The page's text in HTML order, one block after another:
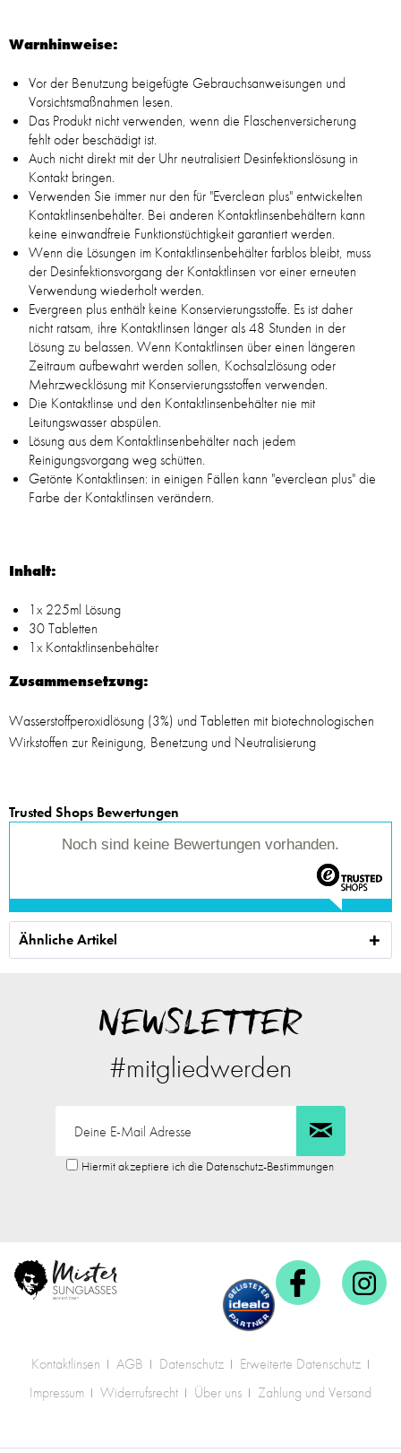
Warnhinweise:
Vor der Benutzung beigefügte Gebrauchsanweisungen und
Vorsichtsmaßnahmen lesen.
Das Produkt nicht verwenden, wenn die Flaschenversicherung
fehlt oder beschädigt ist.
Auch nicht direkt mit der Uhr neutralisiert Desinfektionslösung in
Kontakt bringen.
Verwenden Sie immer nur den für "Everclean plus" entwickelten
Kontaktlinsenbehälter. Bei anderen Kontaktlinsenbehältern kann
keine einwandfreie Funktionstüchtigkeit garantiert werden.
Wenn die Lösungen im Kontaktlinsenbehälter farblos bleibt, muss
der Desinfektionsvorgang der Kontaktlinsen vor einer erneuten
Verwendung wiederholt werden.
Evergreen plus enthält keine Konservierungsstoffe. Es ist daher
nicht ratsam, ihre Kontaktlinsen länger als 48 Stunden in der
Lösung zu belassen. Wenn Kontaktlinsen über einen längeren
Zeitraum aufbewahrt werden sollen, Kochsalzlösung oder
Mehrzwecklösung mit Konservierungsstoffen verwenden.
Die Kontaktlinse und den Kontaktlinsenbehälter nie mit
Leitungswasser abspülen.
Lösung aus dem Kontaktlinsenbehälter nach jedem
Reinigungsvorgang weg schütten.
Getönte Kontaktlinsen: in einigen Fällen kann "everclean plus" die
Farbe der Kontaktlinsen verändern.
Inhalt:
1x 225ml Lösung
30 Tabletten
1x Kontaktlinsenbehälter
Zusammensetzung:
Wasserstoffperoxidlösung (3%) und Tabletten mit biotechnologischen
Wirkstoffen zur Reinigung, Benetzung und Neutralisierung
Trusted Shops Bewertungen
Noch sind keine Bewertungen vorhanden.
Ähnliche Artikel
NEWSLETTER
#mitgliedwerden
Hiermit akzeptiere ich die Datenschutz-Bestimmungen
Kontaktlinsen AGB Datenschutz
Erweiterte Datenschutz
Impressum
Widerrufsrecht Über uns Zahlung und Versand